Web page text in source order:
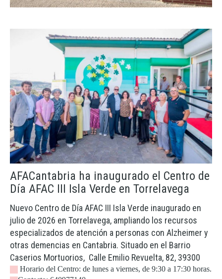
AFACantabria ha inaugurado el Centro de
Día AFAC III Isla Verde en Torrelavega
Nuevo Centro de Día AFAC III Isla Verde inaugurado en
julio de 2026 en Torrelavega, ampliando los recursos
especializados de atención a personas con Alzheimer y
otras demencias en Cantabria. Situado en el Barrio
Caserios Mortuorios, Calle Emilio Revuelta, 82, 39300
Horario del Centro: de lunes a viernes, de 9:30 a 17:30 horas.